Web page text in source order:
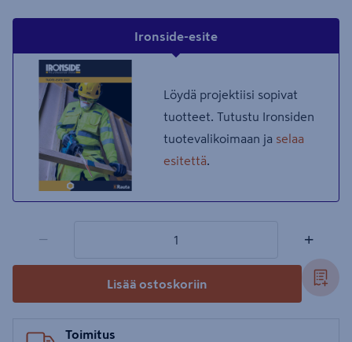
Ironside-esite
Löydä projektiisi sopivat
tuotteet. Tutustu Ironsiden
tuotevalikoimaan ja selaa
esitettä
− +
Lisää ostoskoriin
Toimitus